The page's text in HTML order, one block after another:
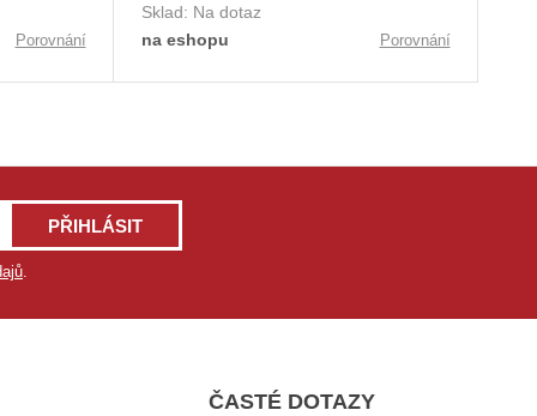
Porovnání
Sklad: Na dotaz
na eshopu
Porovnání
PŘIHLÁSIT
.
ČASTÉ DOTAZY